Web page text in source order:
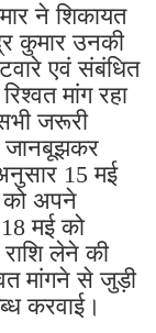
ने शिकायत
कुमार उनकी
एवं संबंधित
मांग रहा
जरूरी
जानबूझकर
15 मई
को अपने
मई को
लेने की
मांगने से जुड़ी
करवाई।